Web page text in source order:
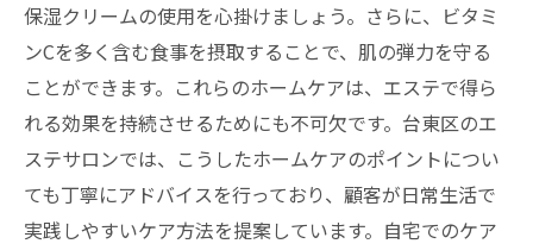
保湿クリームの使用を心掛けましょう。さらに、ビタミ
ンCを多く含む食事を摂取することで、肌の弾力を守る
ことができます。これらのホームケアは、エステで得ら
れる効果を持続させるためにも不可欠です。台東区のエ
ステサロンでは、こうしたホームケアのポイントについ
ても丁寧にアドバイスを行っており、顧客が日常生活で
実践しやすいケア方法を提案しています。自宅でのケア